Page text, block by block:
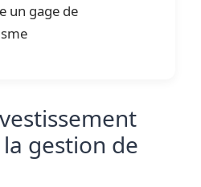
un gage de
gestion de